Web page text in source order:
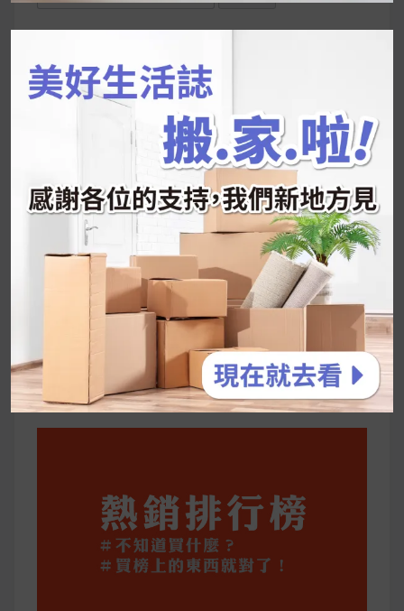
關
鍵
字:
近期文章
韓國人為什麼不容易胖？
揭秘明星、網紅熱
好吃的蛋白點心還有好玩的運動小遊戲！今年過
年已經等不及帶這盒跟我的親戚、朋友們一起分
享～
2026 過年禮盒推薦｜五款百元健康伴手禮
停用猛健樂後會反彈嗎？作用解析＋停藥後體重
維持全攻略
公主營養師：飲食改變也是能快樂執行的！6 個
你一定要知道的技巧